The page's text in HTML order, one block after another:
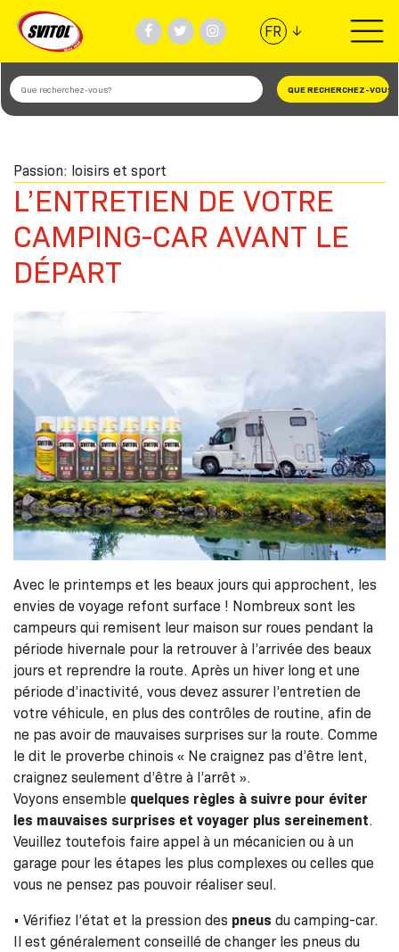
FR ↓
PRODUITS
VIDÉOS
#BANDESVITOL
SOCIÈTÈ
Passion: loisirs et sport
L’ENTRETIEN DE VOTRE
CAMPING-CAR AVANT LE
DÉPART
Avec le printemps et les beaux jours qui approchent, les
envies de voyage refont surface ! Nombreux sont les
campeurs qui remisent leur maison sur roues pendant la
période hivernale pour la retrouver à l’arrivée des beaux
jours et reprendre la route. Après un hiver long et une
période d’inactivité, vous devez assurer l’entretien de
votre véhicule, en plus des contrôles de routine, afin de
ne pas avoir de mauvaises surprises sur la route. Comme
le dit le proverbe chinois « Ne craignez pas d’être lent,
craignez seulement d’être à l’arrêt ».
Voyons ensemble quelques règles à suivre pour éviter
les mauvaises surprises et voyager plus sereinement.
Veuillez toutefois faire appel à un mécanicien ou à un
garage pour les étapes les plus complexes ou celles que
vous ne pensez pas pouvoir réaliser seul.
• Vérifiez l’état et la pression des pneus du camping-car.
Il est généralement conseillé de changer les pneus du